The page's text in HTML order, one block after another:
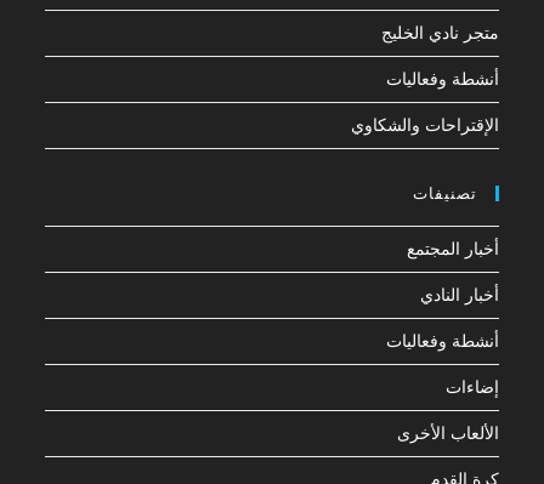
متجر نادي الخليج
أنشطة وفعاليات
الإقتراحات والشكاوي
تصنيفات
أخبار المجتمع
أخبار النادي
أنشطة وفعاليات
إضاءات
الألعاب الأخرى
كرة القدم